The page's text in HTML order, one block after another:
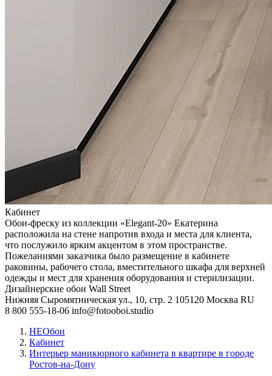
Кабинет
Обои-фреску из коллекции «Elegant-20» Екатерина
расположила на стене напротив входа и места для клиента,
что послужило ярким акцентом в этом пространстве.
Пожеланиями заказчика было размещение в кабинете
раковины, рабочего стола, вместительного шкафа для верхней
одежды и мест для хранения оборудования и стерилизации.
Дизайнерские обои Wall Street
Нижняя Сыромятническая ул., 10, стр. 2 105120 Москва RU
8 800 555-18-06 info@fotooboi.studio
НЕОбои
Кабинет
Интерьер маникюрного кабинета в квартире в городе
Ростов-на-Дону